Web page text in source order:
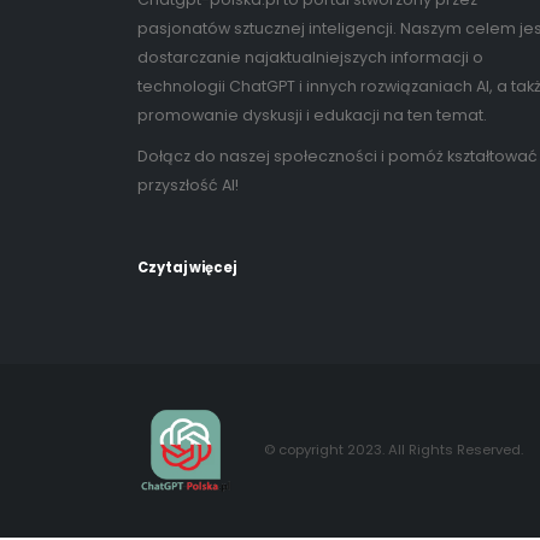
pasjonatów sztucznej inteligencji. Naszym celem
dostarczanie najaktualniejszych informacji o
technologii ChatGPT i innych rozwiązaniach AI, a
promowanie dyskusji i edukacji na ten temat.
Dołącz do naszej społeczności i pomóż kształtować
przyszłość AI!
Czytaj więcej
© copyright 2023. All Rights Reserved.